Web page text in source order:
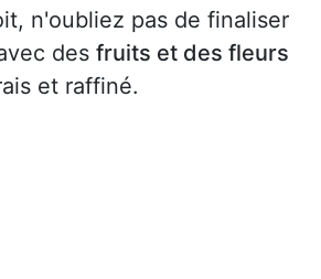
n'oubliez pas de finaliser
des fruits et des fleurs
et raffiné.